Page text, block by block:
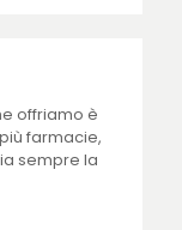
offriamo è
farmacie,
sempre la